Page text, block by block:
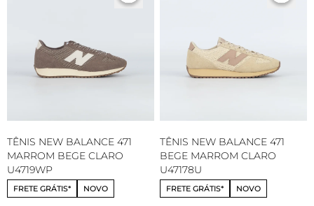
TÊNIS NEW BALANCE 471
MARROM BEGE CLARO
U4719WP
FRETE GRÁTIS* NOVO
TÊNIS NEW BALANCE 471
BEGE MARROM CLARO
U47178U
FRETE GRÁTIS* NOVO